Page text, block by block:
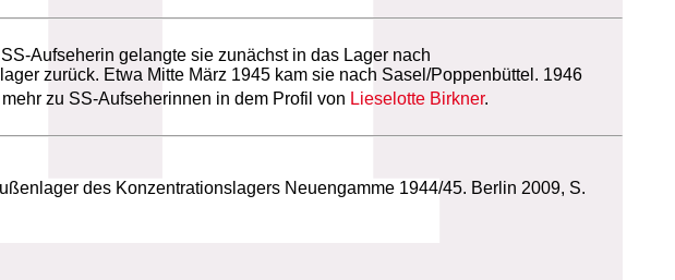
Aufseherin gelangte sie zunächst in das Lager nach
zurück. Etwa Mitte März 1945 kam sie nach Sasel/Poppenbüttel. 1946
zu SS-Aufseherinnen in dem Profil von Lieselotte Birkner.
des Konzentrationslagers Neuengamme 1944/45. Berlin 2009, S.